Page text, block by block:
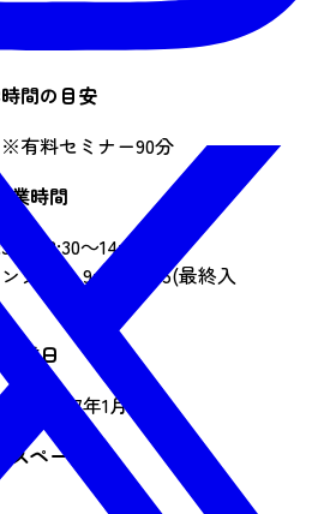
。料金は公式サイトをご
間の目安
有料セミナー90分
営業時間
、12:30～14:30
グバー 9:15～16:15(最終入
休業日
～2027年1月7日
スペース